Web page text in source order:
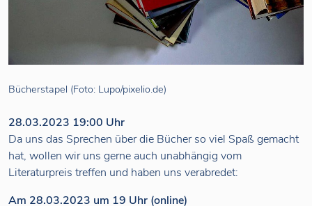
Bücherstapel (Foto: Lupo/pixelio.de)
28.03.2023 19:00 Uhr
Da uns das Sprechen über die Bücher so viel Spaß gemacht
hat, wollen wir uns gerne auch unabhängig vom
Literaturpreis treffen und haben uns verabredet:
Am 28.03.2023 um 19 Uhr (online)